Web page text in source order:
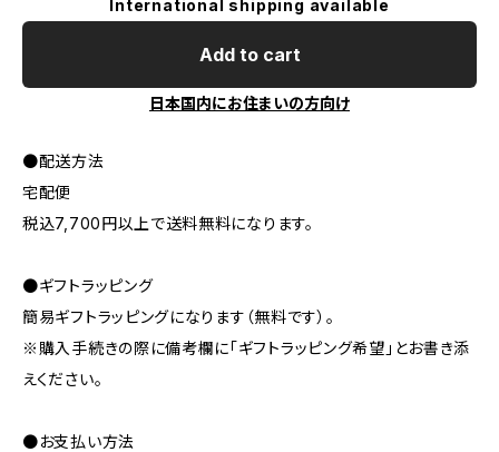
International shipping available
Add to cart
日本国内にお住まいの方向け
●配送方法
宅配便
税込7,700円以上で送料無料になります。
●ギフトラッピング
簡易ギフトラッピングになります（無料です）。
※購入手続きの際に備考欄に「ギフトラッピング希望」とお書き添
えください。
●お支払い方法